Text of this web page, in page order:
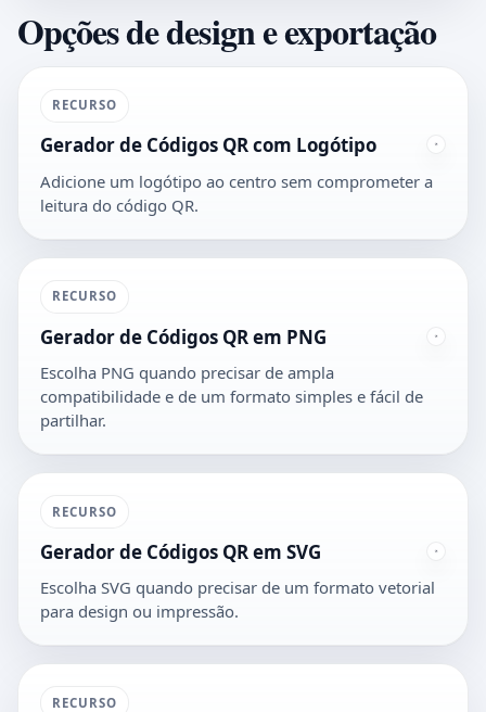
Opções de design e exportação
RECURSO
Gerador de Códigos QR com Logótipo
Adicione um logótipo ao centro sem comprometer a
leitura do código QR.
RECURSO
Gerador de Códigos QR em PNG
Escolha PNG quando precisar de ampla
compatibilidade e de um formato simples e fácil de
partilhar.
RECURSO
Gerador de Códigos QR em SVG
Escolha SVG quando precisar de um formato vetorial
para design ou impressão.
RECURSO